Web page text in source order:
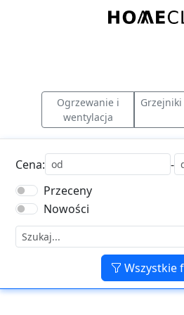
Homeclub
Ogrzewanie i
wentylacja
Grzejniki
Cena:
-
Przeceny
Nowości
Wszystkie